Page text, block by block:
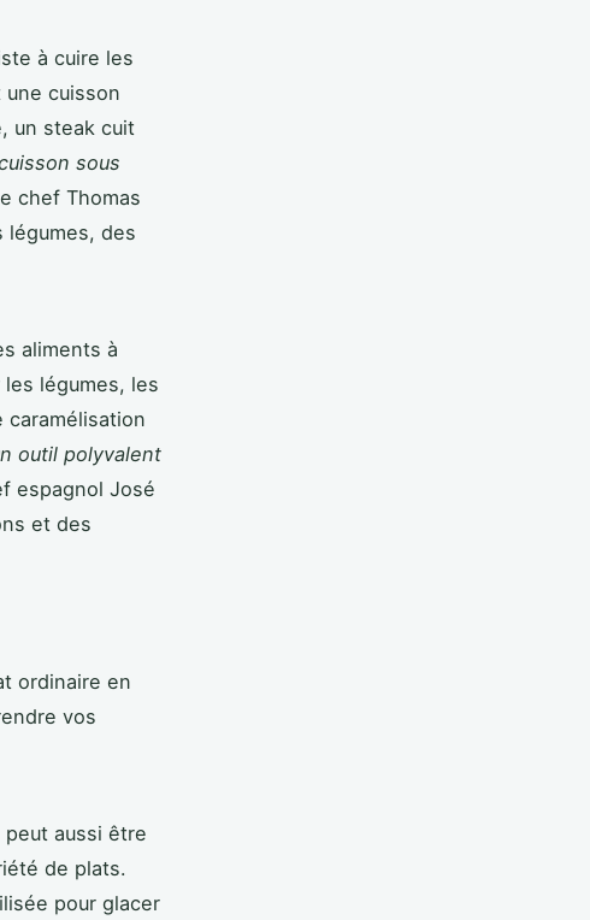
à cuire les
cuisson
un steak cuit
sous
chef Thomas
légumes, des
aliments à
légumes, les
outil polyvalent
espagnol José
et des
ordinaire en
vos
aussi être
de plats.
pour glacer